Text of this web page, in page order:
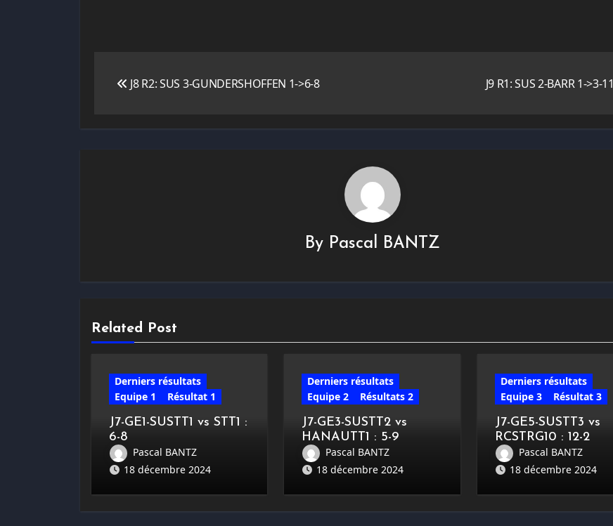
de
J8 R2: SUS 3-GUNDERSHOFFEN 1->6-8 J9 R1: SUS 2-BARR 1->3-11
By Pascal BANTZ
Related Post
Derniers résultats
Equipe 1
Résultat 1
J7-GE1-SUSTT1 vs STT1 :
6-8
Pascal BANTZ
18 décembre 2024
Derniers résultats
Equipe 2
Résultats 2
J7-GE3-SUSTT2 vs
HANAUTT1 : 5-9
Pascal BANTZ
18 décembre 2024
Derniers résultats
Equipe 3
Résultat 3
J7-GE5-SUSTT3 vs
RCSTRG10 : 12-2
Pascal BANTZ
18 décembre 2024